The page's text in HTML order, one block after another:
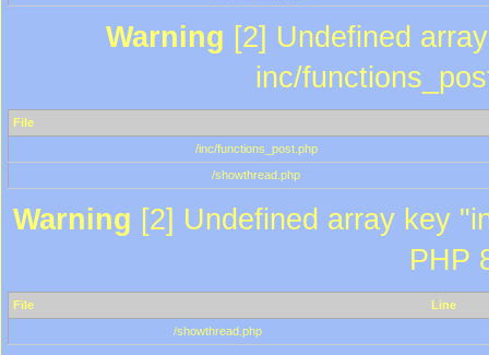
Warning [2] Undefined
inc/
File
/inc/functions_post.php
/showthread.php
Warning [2] Undefined array key
PHP
File
Line
/showthread.php